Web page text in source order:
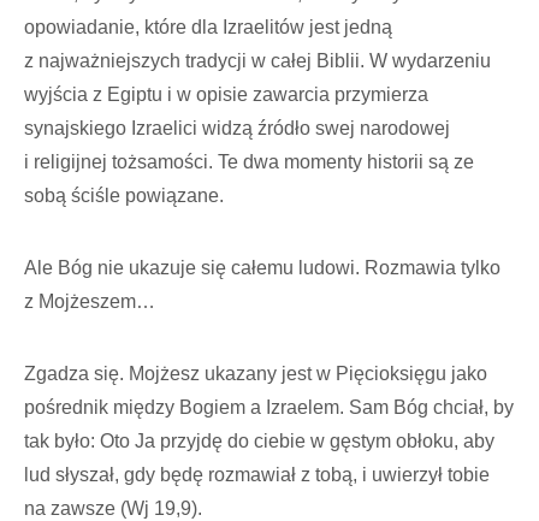
opowiadanie, które dla Izraelitów jest jedną
z najważniejszych tradycji w całej Biblii. W wydarzeniu
wyjścia z Egiptu i w opisie zawarcia przymierza
synajskiego Izraelici widzą źródło swej narodowej
i religijnej tożsamości. Te dwa momenty historii są ze
sobą ściśle powiązane.
Ale Bóg nie ukazuje się całemu ludowi. Rozmawia tylko
z Mojżeszem…
Zgadza się. Mojżesz ukazany jest w Pięcioksięgu jako
pośrednik między Bogiem a Izraelem. Sam Bóg chciał, by
tak było: Oto Ja przyjdę do ciebie w gęstym obłoku, aby
lud słyszał, gdy będę rozmawiał z tobą, i uwierzył tobie
na zawsze (Wj 19,9).